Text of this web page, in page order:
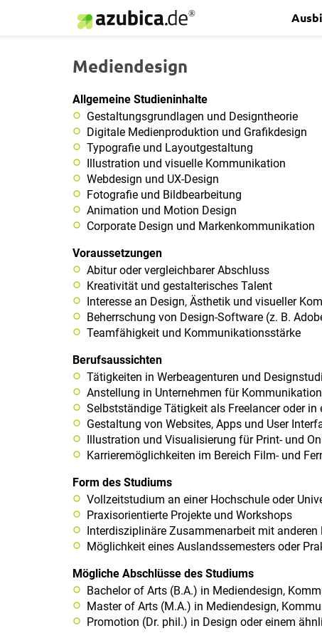
Mediendesign
Allgemeine Studieninhalte
Gestaltungsgrundlagen und Designtheorie
Digitale Medienproduktion und Grafikdesign
Typografie und Layoutgestaltung
Illustration und visuelle Kommunikation
Webdesign und UX-Design
Fotografie und Bildbearbeitung
Animation und Motion Design
Corporate Design und Markenkommunikation
Voraussetzungen
Abitur oder vergleichbarer Abschluss
Kreativität und gestalterisches Talent
Interesse an Design, Ästhetik und visueller
Beherrschung von Design-Software (z. B.
Teamfähigkeit und Kommunikationsstärke
Berufsaussichten
Tätigkeiten in Werbeagenturen und
Anstellung in Unternehmen für
Selbstständige Tätigkeit als Freelancer oder
Gestaltung von Websites, Apps und User
Illustration und Visualisierung für Print- und
Karrieremöglichkeiten im Bereich Film- und
Form des Studiums
Vollzeitstudium an einer Hochschule oder
Praxisorientierte Projekte und Workshops
Interdisziplinäre Zusammenarbeit mit
Möglichkeit eines Auslandssemesters oder
Mögliche Abschlüsse des Studiums
Bachelor of Arts (B.A.) in Mediendesign,
Master of Arts (M.A.) in Mediendesign,
Promotion (Dr. phil.) in Design oder einem